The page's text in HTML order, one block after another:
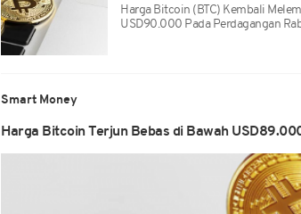
Harga Bitcoin (BTC) Kembali
USD90.000 Pada Perdagangan
Smart Money
Harga Bitcoin Terjun Bebas di Bawah